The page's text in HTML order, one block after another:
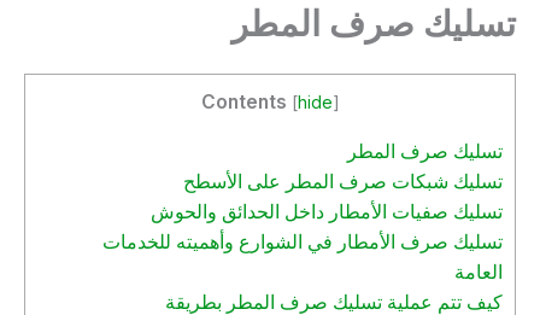
تسليك صرف المطر
Contents [hide]
تسليك صرف المطر
تسليك شبكات صرف المطر على الأسطح
تسليك صفيات الأمطار داخل الحدائق والحوش
تسليك صرف الأمطار في الشوارع وأهميته للخدمات
العامة
كيف تتم عملية تسليك صرف المطر بطريقة